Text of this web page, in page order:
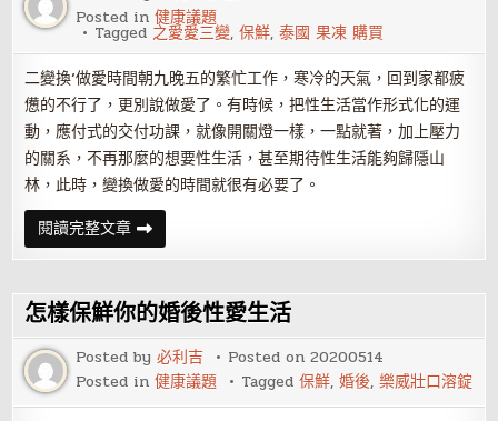
Posted in健康議題
Tagged 之愛愛三變,保鮮,泰國 果凍 購買
二變換‘做愛時間朝九晚五的繁忙工作，寒冷的天氣，回到家都疲
憊的不行了，更別說做愛了。有時候，把性生活當作形式化的運
動，應付式的交付功課，就像開關燈一樣，一點就著，加上壓力
的關系，不再那麼的想要性生活，甚至期待性生活能夠歸隱山
林，此時，變換做愛的時間就很有必要了。
閱讀完整文章性
愛
保
秘
籍
之
愛
愛
三
變
怎樣保鮮你的婚後性愛生活
Posted by必利吉 Posted on20200514
Posted in健康議題 Tagged保鮮,婚後,樂威壯口溶錠